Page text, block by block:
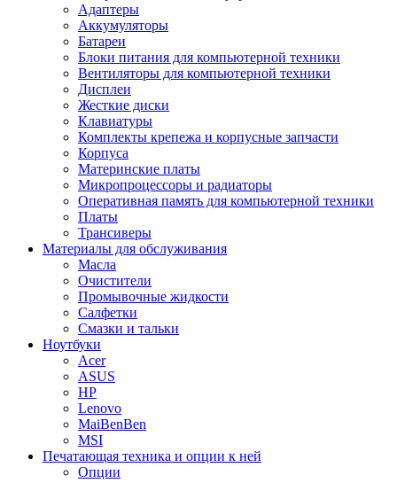
Адаптеры
Аккумуляторы
Батареи
Блоки питания для компьютерной техники
Вентиляторы для компьютерной техники
Дисплеи
Жесткие диски
Клавиатуры
Комплекты крепежа и корпусные запчасти
Корпуса
Материнские платы
Микропроцессоры и радиаторы
Оперативная память для компьютерной техники
Платы
Трансиверы
Материалы для обслуживания
Масла
Очистители
Промывочные жидкости
Салфетки
Смазки и тальки
Ноутбуки
Acer
ASUS
HP
Lenovo
MaiBenBen
MSI
Печатающая техника и опции к ней
Опции